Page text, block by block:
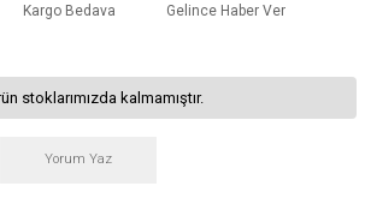
Kargo Bedava Gelince Haber Ver
stoklarımızda kalmamıştır.
Yorum Yaz